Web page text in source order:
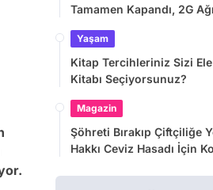
Tamamen Kapandı, 2G
Yaşam
Kitap Tercihleriniz Sizi
Kitabı Seçiyorsunuz?
Magazin
Şöhreti Bırakıp Çiftçiliğe
Hakkı Ceviz Hasadı İçin